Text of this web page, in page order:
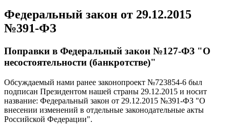
Федеральный закон от 29.12.2015
№391-ФЗ
Поправки в Федеральный закон №127-ФЗ "О
несостоятельности (банкротстве)"
Обсуждаемый нами ранее законопроект №723854-6 был
подписан Президентом нашей страны 29.12.2015 и носит
название: Федеральный закон от 29.12.2015 №391-ФЗ "О
внесении изменений в отдельные законодательные акты
Российской Федерации".